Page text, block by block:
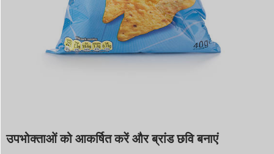
उपभोक्ताओं को आकर्षित करें और ब्रांड छवि बनाएं